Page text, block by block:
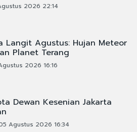
2026 22:14
Langit Agustus: Hujan Meteor
Planet Terang
2026 16:16
Dewan Kesenian Jakarta
Agustus 2026 16:34